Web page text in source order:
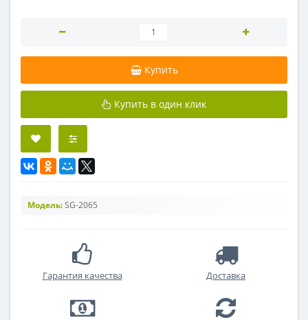
Купить
Купить в один клик
Модель:SG-2065
Гарантия качества Доставка